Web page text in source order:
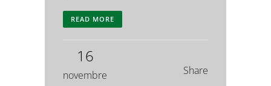
READ MORE
16
novembre Share